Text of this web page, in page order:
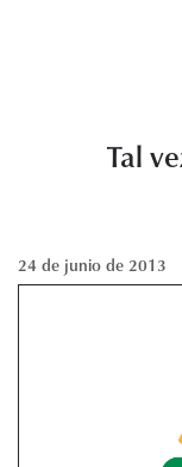
Tal
24 de junio de 2013